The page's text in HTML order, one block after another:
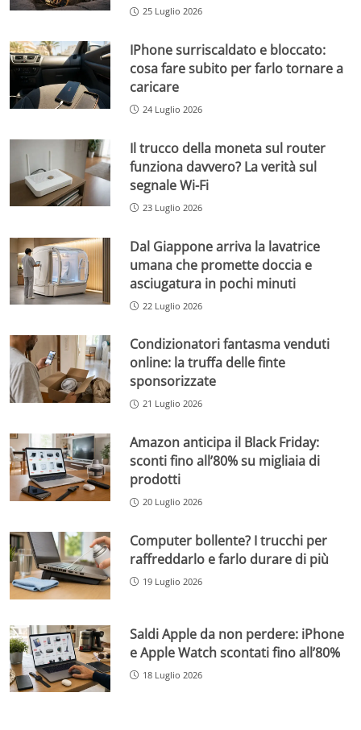
25 Luglio 2026
IPhone surriscaldato e bloccato:
cosa fare subito per farlo tornare a
caricare
24 Luglio 2026
Il trucco della moneta sul router
funziona davvero? La verità sul
segnale Wi-Fi
23 Luglio 2026
Dal Giappone arriva la lavatrice
umana che promette doccia e
asciugatura in pochi minuti
22 Luglio 2026
Condizionatori fantasma venduti
online: la truffa delle finte
sponsorizzate
21 Luglio 2026
Amazon anticipa il Black Friday:
sconti fino all’80% su migliaia di
prodotti
20 Luglio 2026
Computer bollente? I trucchi per
raffreddarlo e farlo durare di più
19 Luglio 2026
Saldi Apple da non perdere: iPhone
e Apple Watch scontati fino all’80%
18 Luglio 2026